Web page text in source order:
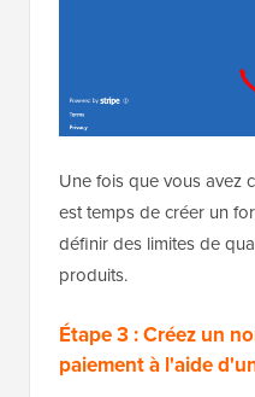
Une fois que vous avez
est temps de créer un
définir des limites de
produits.
Étape 3 : Créez un
paiement à l'aide